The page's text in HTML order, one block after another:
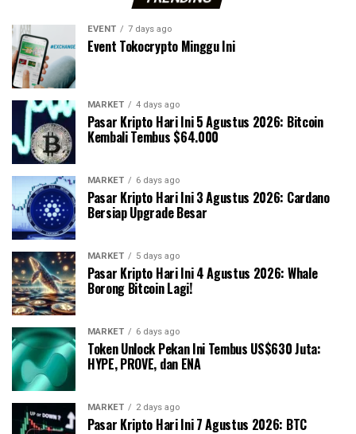
EVENT 7 days ago
Event Tokocrypto Minggu Ini
MARKET 4 days ago
Pasar Kripto Hari Ini 5 Agustus 2026: Bitcoin
Kembali Tembus $64.000
MARKET 6 days ago
Pasar Kripto Hari Ini 3 Agustus 2026: Cardano
Bersiap Upgrade Besar
MARKET 5 days ago
Pasar Kripto Hari Ini 4 Agustus 2026: Whale
Borong Bitcoin Lagi!
MARKET 6 days ago
Token Unlock Pekan Ini Tembus US$630 Juta:
HYPE, PROVE, dan ENA
MARKET 2 days ago
Pasar Kripto Hari Ini 7 Agustus 2026: BTC